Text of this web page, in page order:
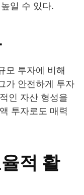
일 수 있다.
모 투자에 비해
가 안전하게 투자
인 자산 형성을
투자로도 매력
적 활